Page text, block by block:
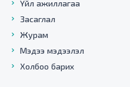
Үйл ажиллагаа
Засаглал
Журам
Мэдээ мэдээлэл
Холбоо барих